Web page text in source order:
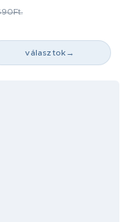
választok →